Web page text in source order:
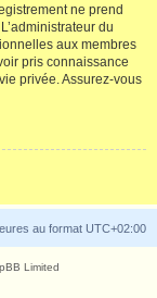
ne prend
du
aux membres
pris connaissance
privée. Assurez-vous
au format UTC+02:00
Limited